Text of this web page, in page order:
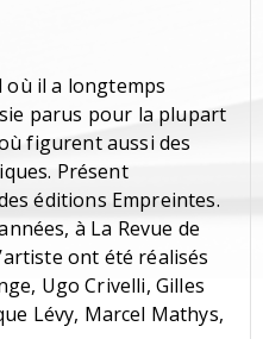
où il a longtemps
parus pour la plupart
figurent aussi des
Présent
éditions Empreintes.
à La Revue de
ont été réalisés
Ugo Crivelli, Gilles
Lévy, Marcel Mathys,